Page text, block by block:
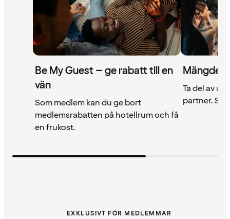
Be My Guest – ge rabatt till en
vän
Som medlem kan du ge bort
medlemsrabatten på hotellrum och få
en frukost.
Mängder
Ta del av
partner. Se
EXKLUSIVT FÖR MEDLEMMAR